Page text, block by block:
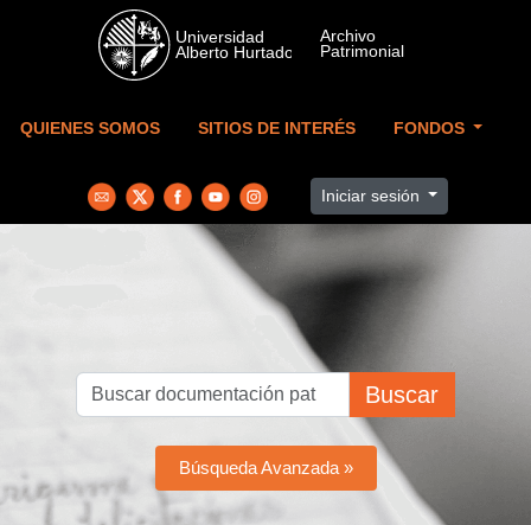
Skip to main content
QUIENES SOMOS SITIOS DE INTERÉS FONDOS
Iniciar sesión
Buscar
Búsqueda Avanzada »